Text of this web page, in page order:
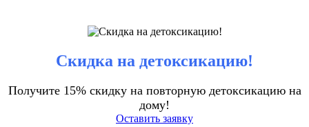
Скидка на детоксикацию!
Получите 15% скидку на повторную детоксикацию на
дому!
Оставить заявку